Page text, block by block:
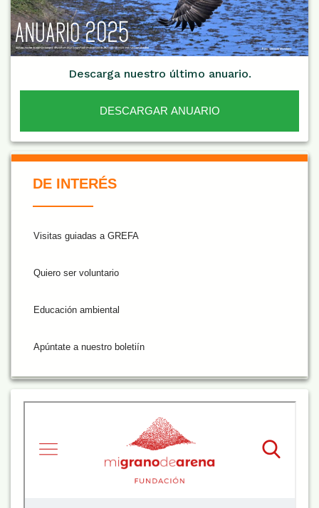
Descarga nuestro último anuario.
DESCARGAR ANUARIO
De Interés NARANJA
DE INTERÉS
Visitas guiadas a GREFA
Quiero ser voluntario
Educación ambiental
Apúntate a nuestro boletiín